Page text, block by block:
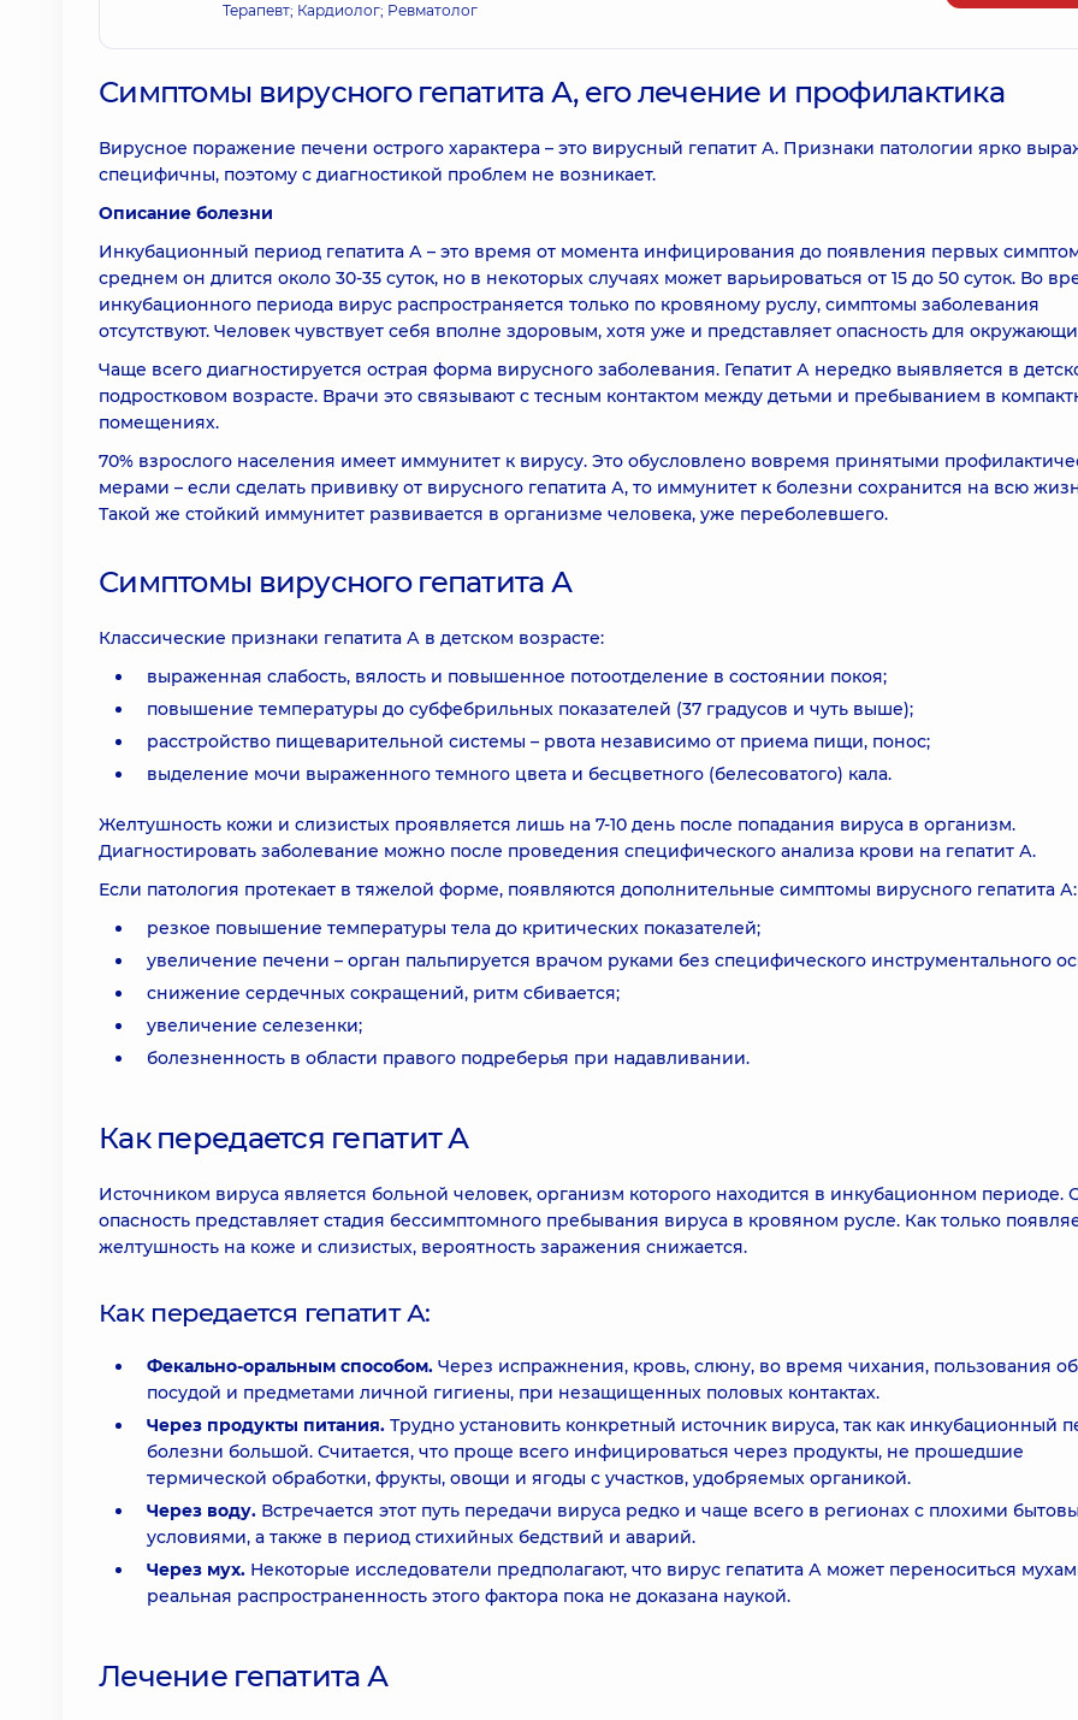
Терапевт; Кардиолог; Ревматолог
Симптомы вирусного гепатита А, его лечение и профилактика
Вирусное поражение печени острого характера – это вирусный гепатит А. Признаки патологии ярко
специфичны, поэтому с диагностикой проблем не возникает.
Описание болезни
Инкубационный период гепатита А – это время от момента инфицирования до появления первых
среднем он длится около 30-35 суток, но в некоторых случаях может варьироваться от 15 до 50 суток. Во
инкубационного периода вирус распространяется только по кровяному руслу, симптомы заболевания
отсутствуют. Человек чувствует себя вполне здоровым, хотя уже и представляет опасность для
Чаще всего диагностируется острая форма вирусного заболевания. Гепатит А нередко выявляется в
подростковом возрасте. Врачи это связывают с тесным контактом между детьми и пребыванием в
помещениях.
70% взрослого населения имеет иммунитет к вирусу. Это обусловлено вовремя принятыми
мерами – если сделать прививку от вирусного гепатита А, то иммунитет к болезни сохранится на всю
Такой же стойкий иммунитет развивается в организме человека, уже переболевшего.
Симптомы вирусного гепатита А
Классические признаки гепатита А в детском возрасте:
выраженная слабость, вялость и повышенное потоотделение в состоянии покоя;
повышение температуры до субфебрильных показателей (37 градусов и чуть выше);
расстройство пищеварительной системы – рвота независимо от приема пищи, понос;
выделение мочи выраженного темного цвета и бесцветного (белесоватого) кала.
Желтушность кожи и слизистых проявляется лишь на 7-10 день после попадания вируса в организм.
Диагностировать заболевание можно после проведения специфического анализа крови на гепатит А.
Если патология протекает в тяжелой форме, появляются дополнительные симптомы вирусного гепатита А:
резкое повышение температуры тела до критических показателей;
увеличение печени – орган пальпируется врачом руками без специфического инструментального
снижение сердечных сокращений, ритм сбивается;
увеличение селезенки;
болезненность в области правого подреберья при надавливании.
Как передается гепатит А
Источником вируса является больной человек, организм которого находится в инкубационном периоде.
опасность представляет стадия бессимптомного пребывания вируса в кровяном русле. Как только
желтушность на коже и слизистых, вероятность заражения снижается.
Как передается гепатит А:
Фекально-оральным способом. Через испражнения, кровь, слюну, во время чихания, пользования
посудой и предметами личной гигиены, при незащищенных половых контактах.
Через продукты питания. Трудно установить конкретный источник вируса, так как инкубационный
болезни большой. Считается, что проще всего инфицироваться через продукты, не прошедшие
термической обработки, фрукты, овощи и ягоды с участков, удобряемых органикой.
Через воду. Встречается этот путь передачи вируса редко и чаще всего в регионах с плохими
условиями, а также в период стихийных бедствий и аварий.
Через мух. Некоторые исследователи предполагают, что вирус гепатита А может переноситься
реальная распространенность этого фактора пока не доказана наукой.
Лечение гепатита А